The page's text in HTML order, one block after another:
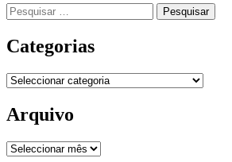
Pesquisar
por:
Categorias
Categorias
Arquivo
Arquivo